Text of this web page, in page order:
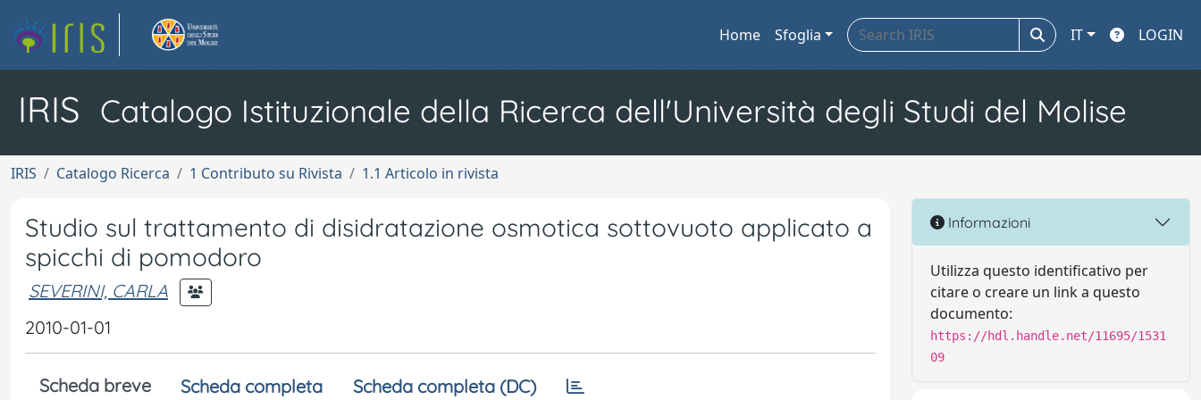
Home Sfoglia IT LOGIN
IRIS Catalogo Istituzionale della Ricerca dell'Università degli Studi del Molise
IRIS Catalogo Ricerca 1 Contributo su Rivista 1.1 Articolo in rivista
Studio sul trattamento di disidratazione osmotica sottovuoto applicato a
spicchi di pomodoro
SEVERINI, CARLA
2010-01-01
Scheda breve Scheda completa Scheda completa (DC)
Informazioni
Utilizza questo identificativo per
citare o creare un link a questo
documento:
https://hdl.handle.net/11695/1531
09